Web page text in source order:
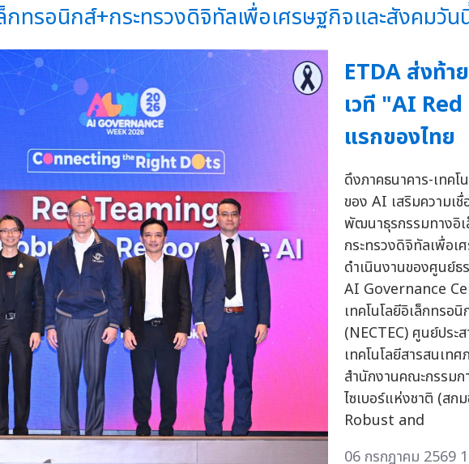
ทรอนิกส์+กระทรวงดิจิทัลเพื่อเศรษฐกิจและสังคมวัน
ETDA ส่งท้า
เวที "AI
แรกของไทย
ดึงภาคธนาคาร-เทคโ
ของ AI เสริมความเ
พัฒนาธุรกรรมทางอิ
กระทรวงดิจิทัลเพื่อเ
ดำเนินงานของศูนย์
AI Governance
เทคโนโลยีอิเล็กทรอ
(NECTEC) ศูนย์ปร
เทคโนโลยีสารสนเท
สำนักงานคณะกรรม
ไซเบอร์แห่งชาติ (ส
Robust and
06 กรกฎาคม 2569